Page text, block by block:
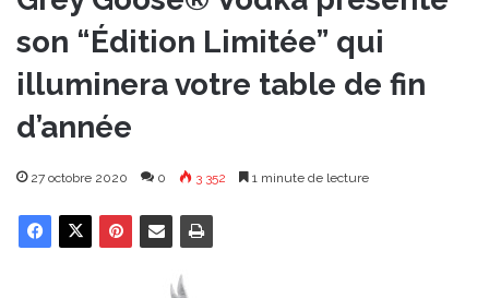
son “Édition Limitée” qui
illuminera votre table de fin
d’année
27 octobre 2020 0 3 352 1 minute de lecture